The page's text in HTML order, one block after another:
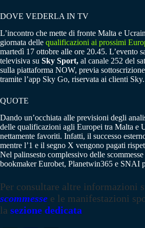
DOVE VEDERLA IN TV
L’incontro che mette di fronte Malta e
giornata delle qualificazioni ai prossimi
martedì 17 ottobre alle ore 20.45. L’evento
televisiva su Sky Sport, al canale 252 del
sulla piattaforma NOW, previa
tramite l’app Sky Go, riservata ai clienti Sky.
QUOTE
Dando un’occhiata alle previsioni degli
delle qualificazioni agli Europei tra Malta e
nettamente favoriti. Infatti, il successo
mentre l’1 e il segno X vengono pagati
Nel palinsesto complessivo delle
bookmaker Eurobet, Planetwin365 e SNAI
Per consultare altre informazioni
scommesse e le manifestazioni
la sezione dedicata